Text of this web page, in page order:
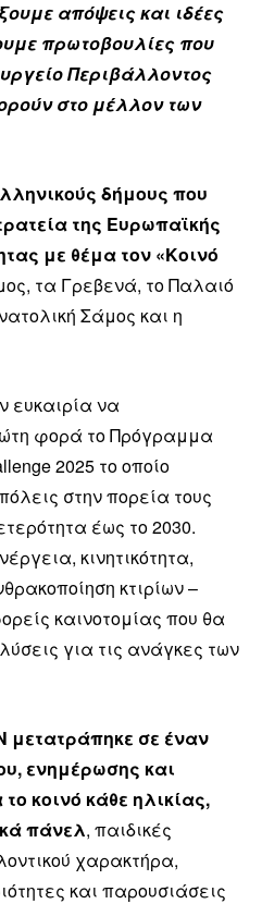
απόψεις και ιδέες
πρωτοβουλίες που
Περιβάλλοντος
στο μέλλον των
δήμους που
της Ευρωπαϊκής
με θέμα τον «Κοινό
τα Γρεβενά, το Παλαιό
Σάμος και η
ευκαιρία να
φορά το Πρόγραμμα
2025 το οποίο
στην πορεία τους
έως το 2030.
κινητικότητα,
κτιρίων –
καινοτομίας που θα
για τις ανάγκες των
μετατράπηκε σε έναν
ενημέρωσης και
κοινό κάθε ηλικίας,
πάνελ, παιδικές
χαρακτήρα,
και παρουσιάσεις